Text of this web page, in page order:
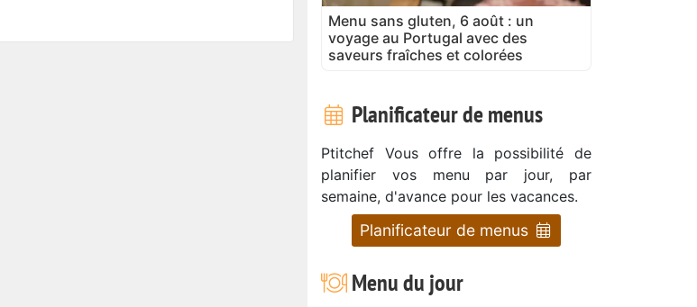
Menu sans gluten, 6 août : un
voyage au Portugal avec des
saveurs fraîches et colorées
Planificateur de menus
Ptitchef Vous offre la possibilité de
planifier vos menu par jour, par
semaine, d'avance pour les vacances.
Planificateur de menus
Menu du jour